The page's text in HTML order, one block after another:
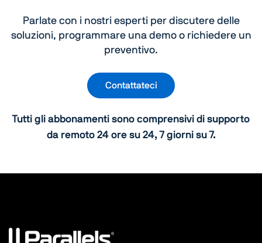
Parlate con i nostri esperti per discutere delle
soluzioni, programmare una demo o richiedere un
preventivo.
Contattateci
Tutti gli abbonamenti sono comprensivi di supporto
da remoto 24 ore su 24, 7 giorni su 7.